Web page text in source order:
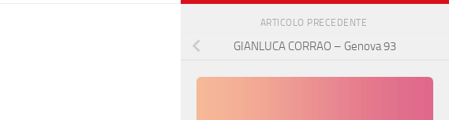
ARTICOLO PRECEDENTE
GIANLUCA CORRAO – Genova 93